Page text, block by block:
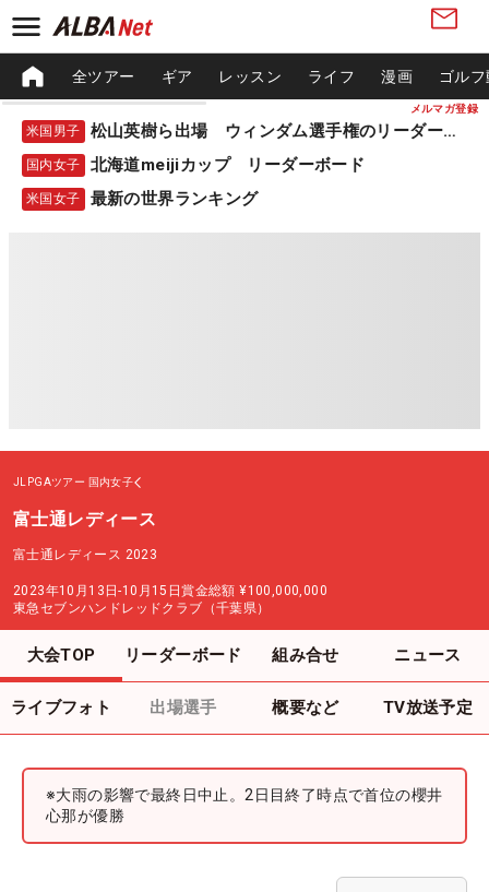
メルマガ登録
全ツアー ギア レッスン ライフ 漫画 ゴル
米国男子 松山英樹ら出場 ウィンダム選手権のリーダーボード
国内女子 北海道meijiカップ リーダーボード
米国女子 最新の世界ランキング
JLPGAツアー 国内女子
富士通レディース
富士通レディース 2023
2023年10月13日-10月15日賞金総額 ¥100,000,000
東急セブンハンドレッドクラブ（千葉県）
大会TOP リーダーボード 組み合せ ニュース
ライブフォト 出場選手 概要など TV放送予定
※大雨の影響で最終日中止。2日目終了時点で首位の櫻井
心那が優勝